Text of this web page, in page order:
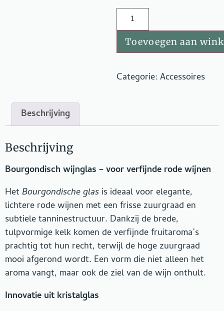
Toevoegen aan
Categorie: Accessoires
Beschrijving
Beschrijving
Bourgondisch wijnglas – voor verfijnde rode wijnen
HetBourgondische glas is ideaal voor elegante,
lichtere rode wijnen met een frisse zuurgraad en
subtiele tanninestructuur. Dankzij de brede,
tulpvormige kelk komen de verfijnde fruitaroma’s
prachtig tot hun recht, terwijl de hoge zuurgraad
mooi afgerond wordt. Een vorm die niet alleen het
aroma vangt, maar ook de ziel van de wijn onthult.
Innovatie uit kristalglas